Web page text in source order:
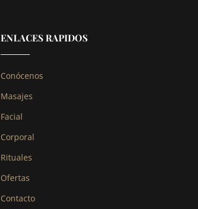
ENLACES RAPIDOS
Conócenos
Masajes
Facial
Corporal
Rituales
Ofertas
Contacto